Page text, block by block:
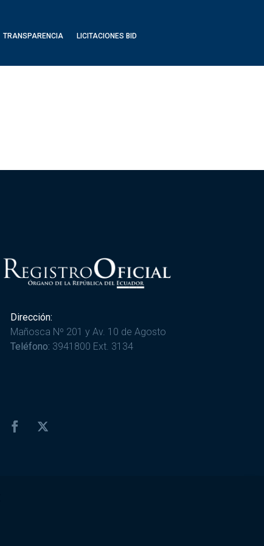
TRANSPARENCIA LICITACIONES BID
Dirección:
Mañosca Nº 201 y Av. 10 de Agosto
Teléfono: 3941800 Ext. 3134